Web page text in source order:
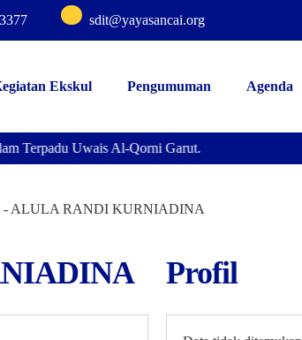
sdit@yayasancai.org
Ekskul Pengumuman Agenda
Terpadu Uwais Al-Qorni Garut.
- ALULA RANDI KURNIADINA
Profil